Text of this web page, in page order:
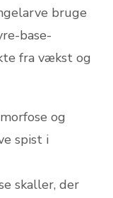
bruge
base-
fra vækst og
og
spist i
skaller, der